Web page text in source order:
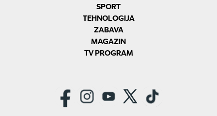
SPORT
TEHNOLOGIJA
ZABAVA
MAGAZIN
TV PROGRAM